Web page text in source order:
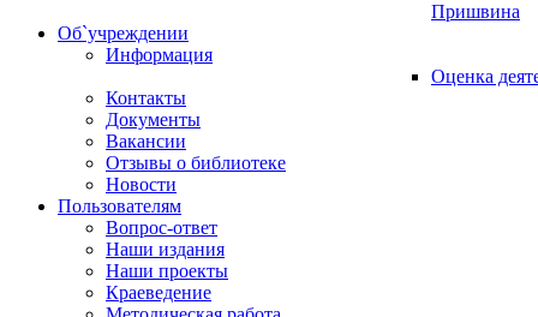
Пришвина
Об`учреждении
Информация
Оценка
Контакты
Документы
Вакансии
Отзывы о библиотеке
Новости
Пользователям
Вопрос-ответ
Наши издания
Наши проекты
Краеведение